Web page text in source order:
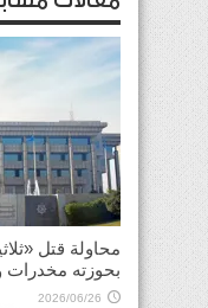
محاولة قتل
بحوزته
2026/06/26